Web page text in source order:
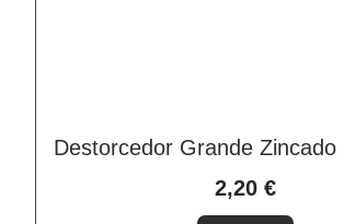
Destorcedor Grande Zincado
2,20 €